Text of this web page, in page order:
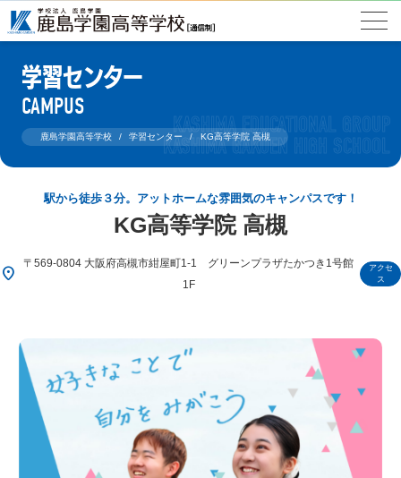
学習センター
CAMPUS
鹿島学園高等学校 学習センター KG高等学院 高槻
駅から徒歩３分。アットホームな雰囲気のキャンパスです！
KG高等学院 高槻
location_on
〒569-0804 大阪府高槻市紺屋町1-1 グリーンプラザたかつき1号館
1F
アクセ
ス